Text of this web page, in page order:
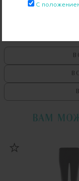
ВАМ
С